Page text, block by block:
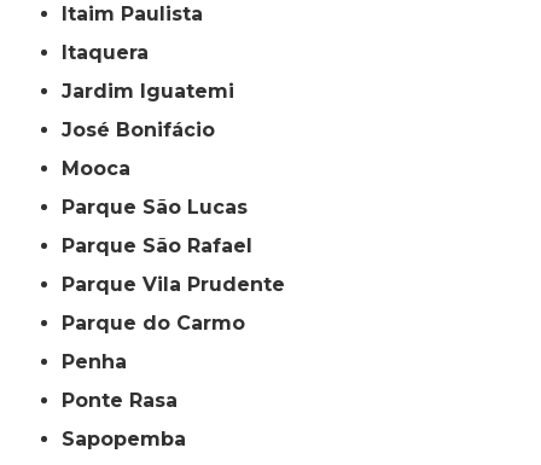
Itaim Paulista
Itaquera
Jardim Iguatemi
José Bonifácio
Mooca
Parque São Lucas
Parque São Rafael
Parque Vila Prudente
Parque do Carmo
Penha
Ponte Rasa
Sapopemba